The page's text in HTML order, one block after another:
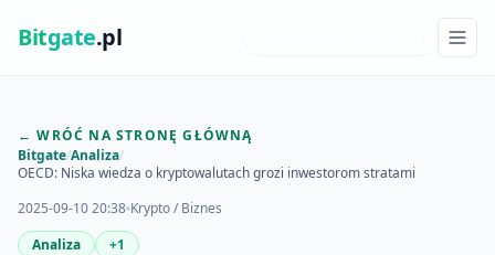
Bitgate.pl
← WRÓĆ NA STRONĘ GŁÓWNĄ
Bitgate/Analiza/
OECD: Niska wiedza o kryptowalutach grozi inwestorom stratami
2025-09-10 20:38 Krypto / Biznes
Analiza
+1